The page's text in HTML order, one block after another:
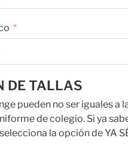
DE TALLAS
pueden no ser iguales a
de colegio. Si ya
la opción de YA